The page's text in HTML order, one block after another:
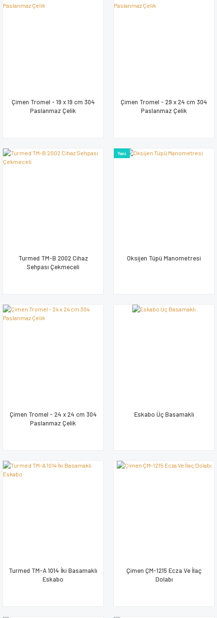
Çimen Tromel - 19 x 19 cm 304
Paslanmaz Çelik
Çimen Tromel - 29 x 24 cm 304
Paslanmaz Çelik
Turmed TM-B 2002 Cihaz
Sehpası Çekmeceli
Yeni
Oksijen Tüpü Manometresi
Çimen Tromel - 24 x 24 cm 304
Paslanmaz Çelik
Eskabo Üç Basamaklı
Turmed TM-A 1014 İki Basamaklı
Eskabo
Çimen ÇM-1215 Ecza Ve İlaç
Dolabı